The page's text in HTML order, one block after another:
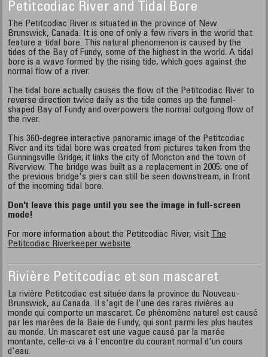
Petitcodiac River and Tidal Bore
The Petitcodiac River is situated in the province of New
Brunswick, Canada. It is one of only a few rivers in the world that
feature a tidal bore. This natural phenomenon is caused by the
tides of the Bay of Fundy, some of the highest in the world. A tidal
bore is a wave formed by the rising tide, which goes against the
normal flow of a river.
The tidal bore actually causes the flow of the Petitcodiac River to
reverse direction twice daily as the tide comes up the funnel-
shaped Bay of Fundy and overpowers the normal outgoing flow of
the river.
This 360-degree interactive panoramic image of the Petitcodiac
River and its tidal bore was created from pictures taken from the
Gunningsville Bridge; it links the city of Moncton and the town of
Riverview. The bridge was built as a replacement in 2005; one of
the previous bridge's piers can still be seen downstream, in front
of the incoming tidal bore.
Don't leave this page until you see the image in full-screen
mode!
For more information about the Petitcodiac River, visit
The
Petitcodiac Riverkeeper website.
Rivière Petitcodiac et son mascaret
La rivière Petitcodiac est située dans la province du Nouveau-
Brunswick, au Canada. Il s'agit de l'une des rares rivières au
monde qui comporte un mascaret. Ce phénomène naturel est causé
par les marées de la Baie de Fundy, qui sont parmi les plus hautes
au monde. Un mascaret est une vague causé par la marée
montante, celle-ci va à l'encontre du courant normal d'un cours
d'eau.